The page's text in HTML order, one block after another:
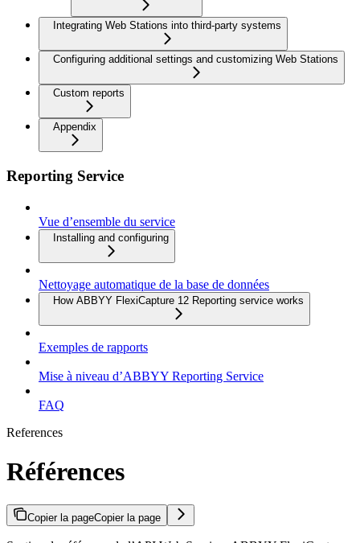
Integrating Web Stations into third-party systems
Configuring additional settings and customizing Web Stations
Custom reports
Appendix
Reporting Service
Vue d’ensemble du service
Installing and configuring
Nettoyage automatique de la base de données
How ABBYY FlexiCapture 12 Reporting service works
Exemples de rapports
Mise à niveau d’ABBYY Reporting Service
FAQ
References
Références
Copier la pageCopier la page